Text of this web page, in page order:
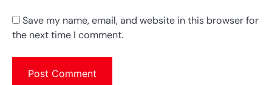
Save my name, email, and website in this browser for
the next time I comment.